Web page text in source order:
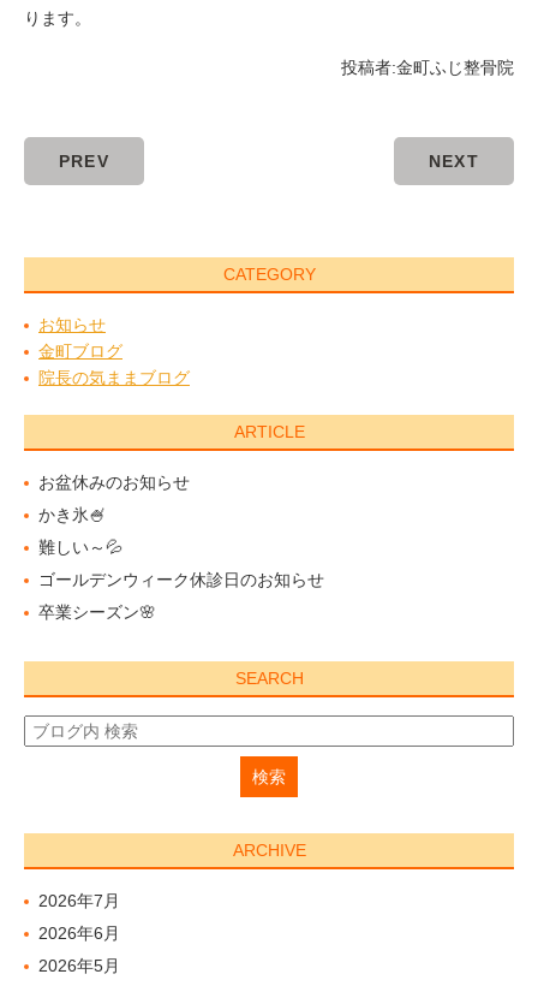
ります。
投稿者:金町ふじ整骨院
PREV NEXT
CATEGORY
お知らせ
金町ブログ
院長の気ままブログ
ARTICLE
お盆休みのお知らせ
かき氷🍧
難しい～💦
ゴールデンウィーク休診日のお知らせ
卒業シーズン🌸
SEARCH
ARCHIVE
2026年7月
2026年6月
2026年5月